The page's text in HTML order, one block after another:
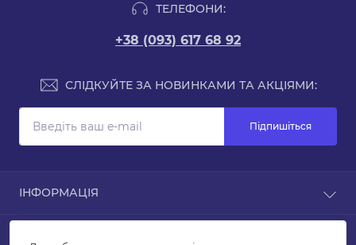
ТЕЛЕФОНИ:
+38 (093) 617 68 92
СЛІДКУЙТЕ ЗА НОВИНКАМИ ТА АКЦІЯМИ:
Підпишіться
ІНФОРМАЦІЯ
Статті